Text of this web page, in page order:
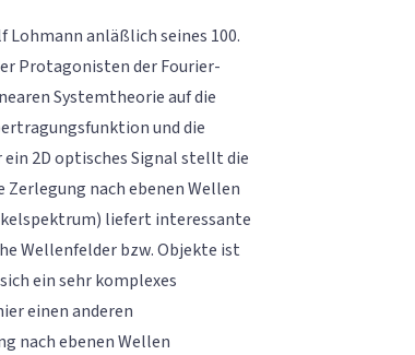
Lohmann anläßlich seines 100.
Protagonisten der Fourier-
Systemtheorie auf die
und die
2D optisches Signal stellt die
nach ebenen Wellen
liefert interessante
Wellenfelder bzw. Objekte ist
ein sehr komplexes
einen anderen
nach ebenen Wellen